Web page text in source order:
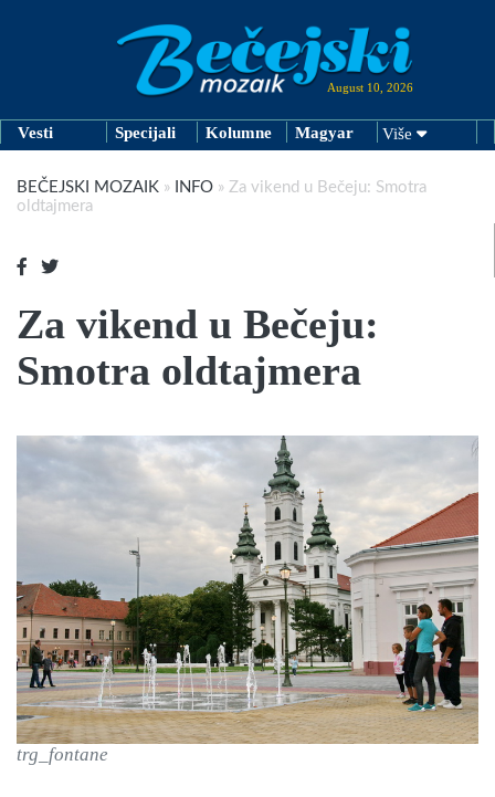
August 10, 2026
Vesti Specijali Kolumne Magyar Više
BEČEJSKI MOZAIK » INFO » Za vikend u Bečeju: Smotra
oldtajmera
Za vikend u Bečeju:
Smotra oldtajmera
trg_fontane